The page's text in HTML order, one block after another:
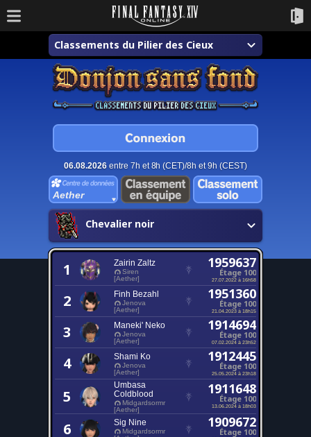
Classements du Pilier des Cieux
06.08.2026entre 7h et 8h (CET)/8h et 9h (CEST)
Aether
Chevalier noir
1 Zairin Zaltz
Siren
[Aether]
1959637
Étage 100
27.07.2022 à 16h58
2 Finh Bezahl
Jenova
[Aether]
1951360
Étage 100
21.04.2023 à 18h15
3 Maneki' Neko
Jenova
[Aether]
1914694
Étage 100
07.02.2024 à 23h52
4 Shami Ko
Jenova
[Aether]
1912445
Étage 100
25.05.2024 à 23h18
5
Umbasa
Coldblood
Midgardsormr
[Aether]
1911648
Étage 100
13.06.2024 à 18h03
6 Sig Nine
Midgardsormr
1909672
Étage 100